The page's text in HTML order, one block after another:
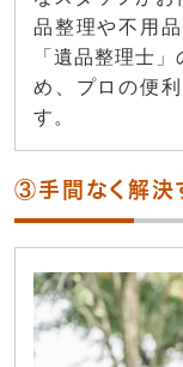
品整理や不用
「遺品整理士
め、プロの便
す。
③手間なく解決